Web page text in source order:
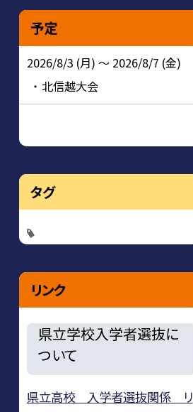
予定
2026/8/3 (月) ～ 2026/8/7 (金)
北信越大会
タグ
リンク
県立学校入学者選抜に
ついて
県立高校 入学者選抜関係 リ